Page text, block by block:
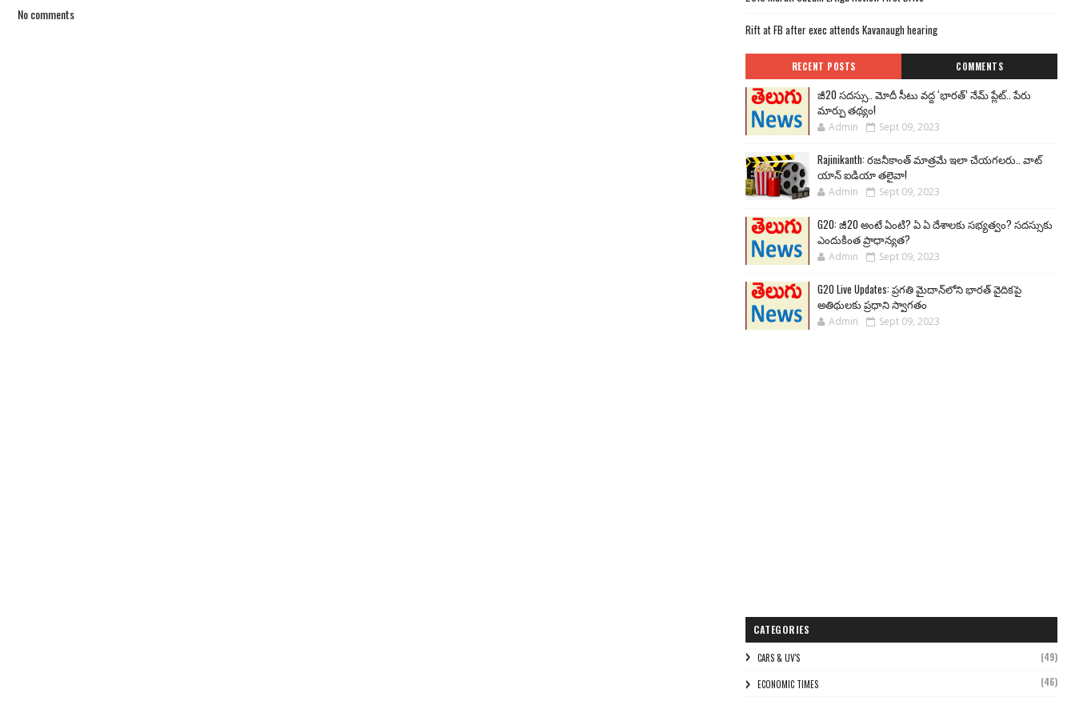
No comments
Rift at FB after exec attends Kavanaugh hearing
RECENT POSTS COMMENTS
జీ20 సదస్సు.. మోదీ సీటు వద్ద ‘భారత్’ నేమ్ ప్లేట్‌.. పేరు
మార్పు తథ్యం!
Admin Sept 09, 2023
Rajinikanth: రజనీకాంత్ మాత్రమే ఇలా చేయగలరు.. వాట్
యాన్ ఐడియా తలైవా!
Admin Sept 09, 2023
G20: జీ20 అంటే ఏంటి? ఏ ఏ దేశాలకు సభ్యత్వం? సదస్సుకు
ఎందుకింత ప్రాధాన్యత?
Admin Sept 09, 2023
G20 Live Updates: ప్రగతి మైదాన్‌లోని భారత్ వైదికపై
అతిథులకు ప్రధాని స్వాగతం
Admin Sept 09, 2023
CATEGORIES
CARS & UV'S (49)
ECONOMIC TIMES (46)